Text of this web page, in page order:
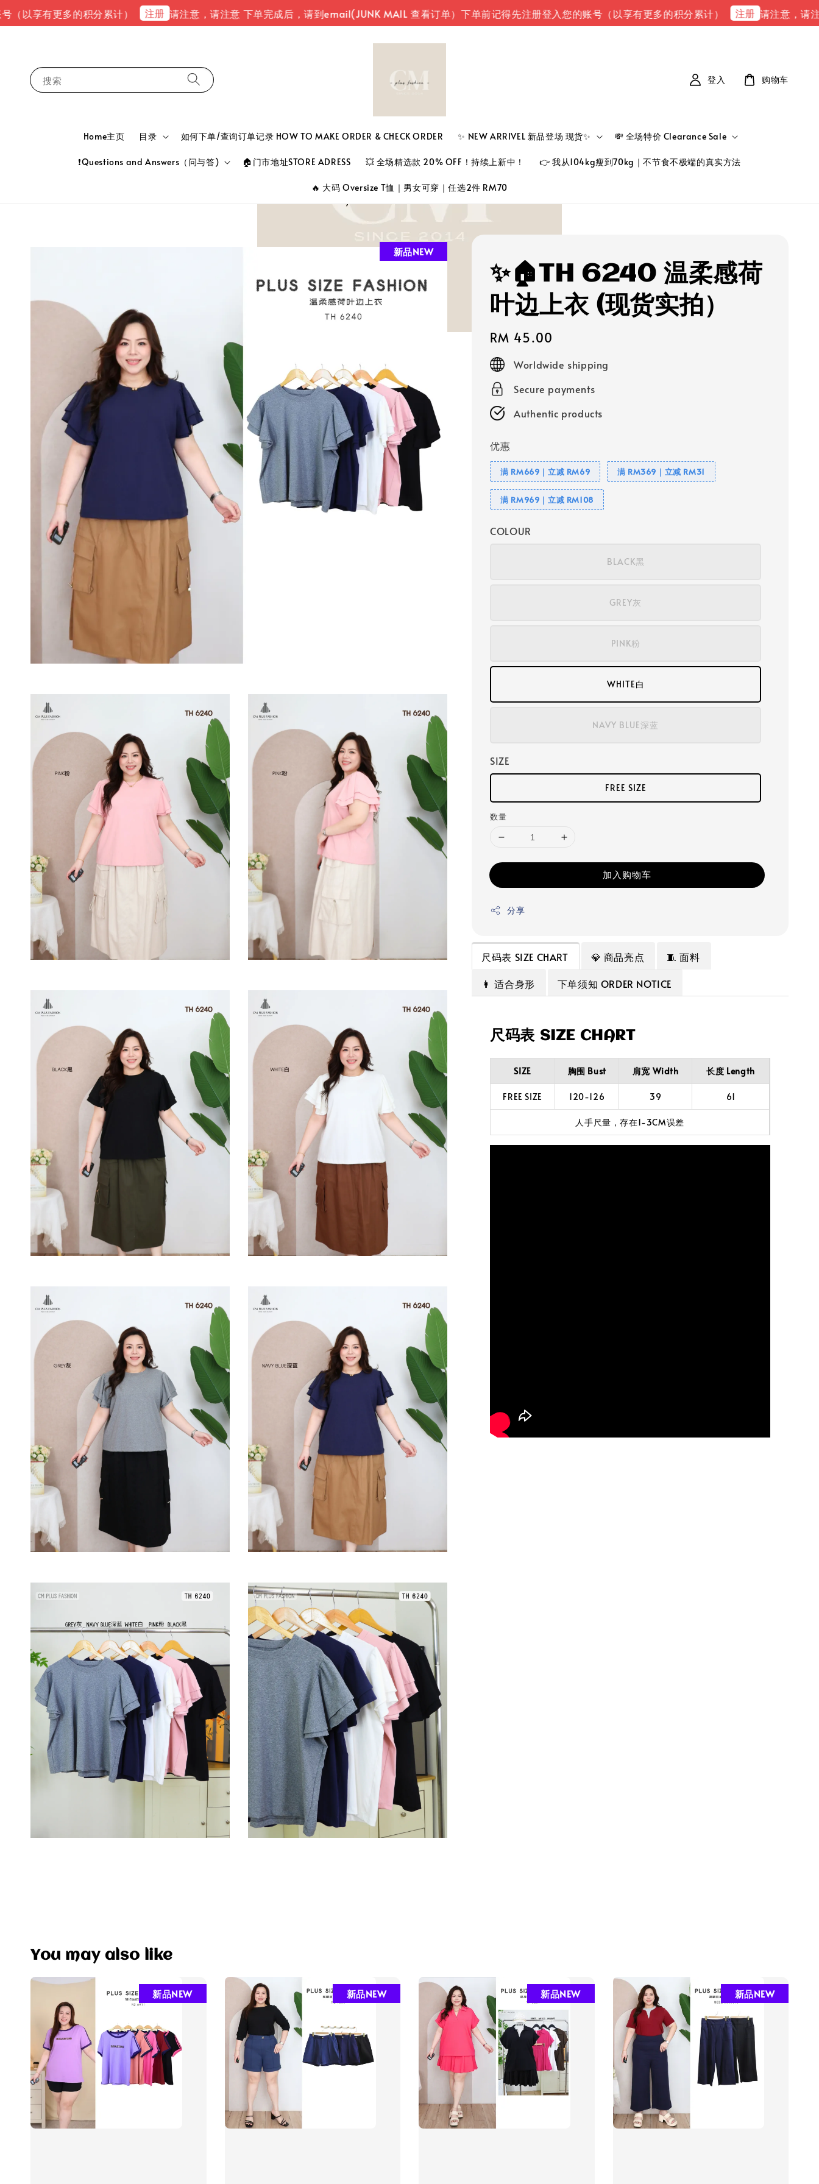
有更多的积分累计） 注册 请注意，请注意 下单完成后，请到email(JUNK MAIL 查看订单）下单前记得先注册登入您的账号（以享有更多的积分累计） 注册 请注意，请注意
搜索
Home主页 目录 如何下单/查询订单记录 HOW TO MAKE ORDER & CHECK ORDER ✨ NEW ARRIVEL 新品登场 现货✨ 💸 全场特价 Clearance Sale
❗Questions and Answers（问与答) 🏠门市地址STORE ADRESS 💥 全场精选款 20% OFF！持续上新中！ 👉 我从104kg瘦到70kg｜不节食不极端的真实方法
🔥 大码 Oversize T恤｜男女可穿｜任选2件 RM70
登入 购物车
新品NEW
✨🏠TH 6240 温柔感荷
叶边上衣 (现货实拍）
Regular
price
RM 45.00
Worldwide shipping
Secure payments
Authentic products
优惠
满 RM669｜立减 RM69 满 RM369｜立减 RM31
满 RM969｜立减 RM108
COLOUR
BLACK黑
GREY灰
PINK粉
WHITE白
NAVY BLUE深蓝
SIZE
FREE SIZE
数量
加入购物车
分享
尺码表 SIZE CHART 💎 商品亮点
🧵 面料
👩 适合身形
下单须知 ORDER NOTICE
尺码表 SIZE CHART
SIZE 胸围 Bust 肩宽 Width 长度 Length
FREE SIZE 120-126 39 61
人手尺量，存在1-3CM误差
You may also like
新品NEW 新品NEW 新品NEW 新品NEW